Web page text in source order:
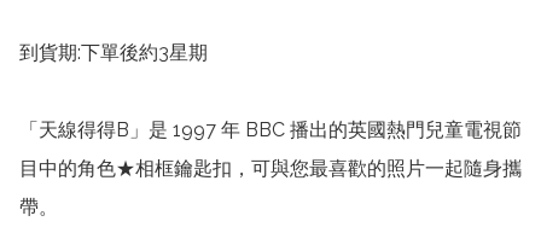
到貨期:下單後約3星期
「天線得得B」是 1997 年 BBC 播出的英國熱門兒童電視節
目中的角色★相框鑰匙扣，可與您最喜歡的照片一起隨身攜
帶。